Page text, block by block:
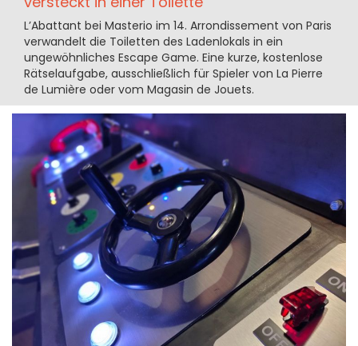
L’Abattant bei Masterio im 14. Arrondissement von Paris
verwandelt die Toiletten des Ladenlokals in ein
ungewöhnliches Escape Game. Eine kurze, kostenlose
Rätselaufgabe, ausschließlich für Spieler von La Pierre
de Lumière oder vom Magasin de Jouets.